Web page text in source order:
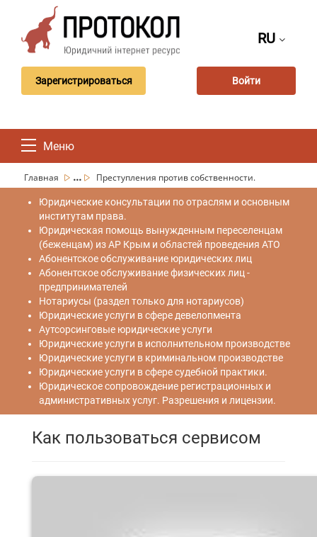
RU
Зарегистрироваться Войти
Меню
Главная ... Преступления против собственности.
Юридические консультации по отраслям и основным
институтам права.
Юридическая помощь вынужденным переселенцам
(беженцам) из АР Крым и областей проведения АТО
Абонентское обслуживание юридических лиц
Абонентское обслуживание физических лиц -
предпринимателей
Нотариусы (раздел только для нотариусов)
Юридические услуги в сфере девелопмента
Аутсорсинговые юридические услуги
Юридические услуги в исполнительном производстве
Юридические услуги в криминальном производстве
Юридические услуги в сфере судебной практики.
Юридическое сопровождение регистрационных и
административных услуг. Разрешения и лицензии.
Как пользоваться сервисом